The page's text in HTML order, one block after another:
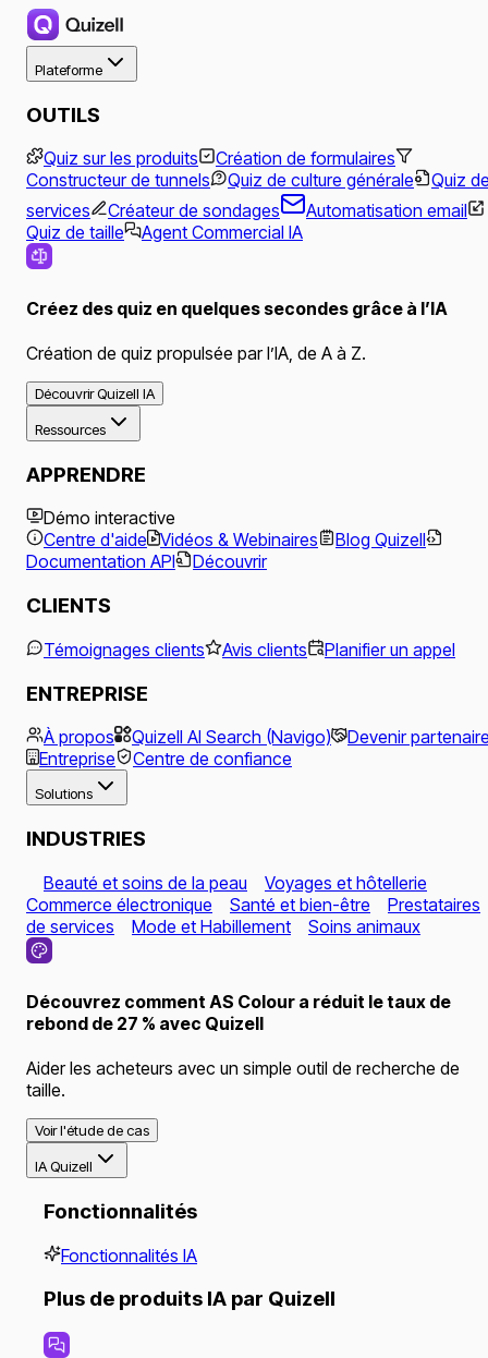
Plateforme
OUTILS
Quiz sur les produits
Création de formulaires
Constructeur de tunnels
Quiz de culture générale
Quiz
services
Créateur de sondages
Automatisation email
Quiz de taille
Agent Commercial IA
Créez des quiz en quelques secondes grâce à l’IA
Création de quiz propulsée par l’IA, de A à Z.
Découvrir Quizell IA
Ressources
APPRENDRE
Démo interactive
Centre d'aide
Vidéos & Webinaires
Blog Quizell
Documentation API
Découvrir
CLIENTS
Témoignages clients Avis clients Planifier un appel
ENTREPRISE
À propos Quizell AI Search (Navigo)
Devenir
Entreprise
Centre de confiance
Solutions
INDUSTRIES
Beauté et soins de la peau
Voyages et hôtellerie
Commerce électronique
Santé et bien-être
Prestataires
de services
Mode et Habillement Soins animaux
Découvrez comment AS Colour a réduit le taux de
rebond de 27 % avec Quizell
Aider les acheteurs avec un simple outil de recherche de
taille.
Voir l'étude de cas
IA Quizell
Fonctionnalités
Fonctionnalités IA
Plus de produits IA par Quizell